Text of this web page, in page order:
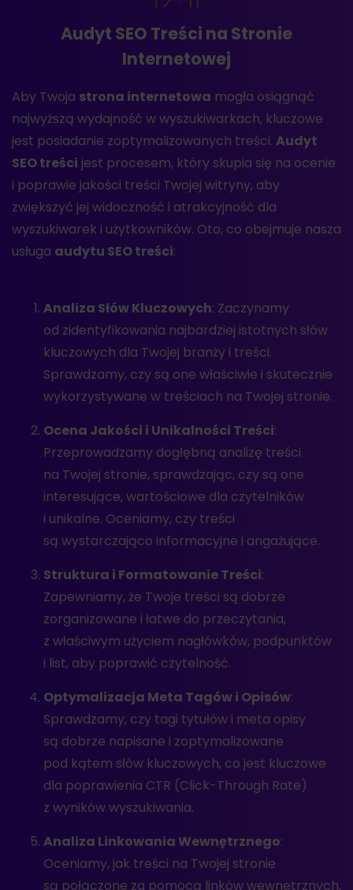
Audyt SEO Treści na Stronie
Internetowej
Aby Twoja strona internetowa mogła osiągnąć
najwyższą wydajność w wyszukiwarkach, kluczowe
jest posiadanie zoptymalizowanych treści. Audyt
SEO treści jest procesem, który skupia się na ocenie
i poprawie jakości treści Twojej witryny, aby
zwiększyć jej widoczność i atrakcyjność dla
wyszukiwarek i użytkowników. Oto, co obejmuje nasza
usługa audytu SEO treści:
Analiza Słów Kluczowych: Zaczynamy
od zidentyfikowania najbardziej istotnych słów
kluczowych dla Twojej branży i treści.
Sprawdzamy, czy są one właściwie i skutecznie
wykorzystywane w treściach na Twojej stronie.
Ocena Jakości i Unikalności Treści:
Przeprowadzamy dogłębną analizę treści
na Twojej stronie, sprawdzając, czy są one
interesujące, wartościowe dla czytelników
i unikalne. Oceniamy, czy treści
są wystarczająco informacyjne i angażujące.
Struktura i Formatowanie Treści:
Zapewniamy, że Twoje treści są dobrze
zorganizowane i łatwe do przeczytania,
z właściwym użyciem nagłówków, podpunktów
i list, aby poprawić czytelność.
Optymalizacja Meta Tagów i Opisów:
Sprawdzamy, czy tagi tytułów i meta opisy
są dobrze napisane i zoptymalizowane
pod kątem słów kluczowych, co jest kluczowe
dla poprawienia CTR (Click-Through Rate)
z wyników wyszukiwania.
Analiza Linkowania Wewnętrznego:
Oceniamy, jak treści na Twojej stronie
są połączone za pomocą linków wewnętrznych,